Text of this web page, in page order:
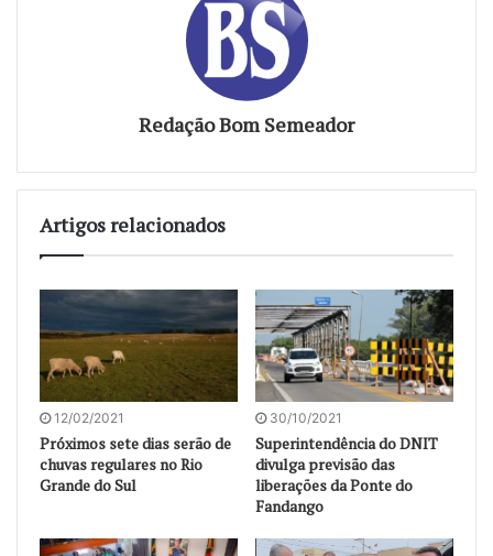
Redação Bom Semeador
Artigos relacionados
12/02/2021
Próximos sete dias serão de
chuvas regulares no Rio
Grande do Sul
30/10/2021
Superintendência do DNIT
divulga previsão das
liberações da Ponte do
Fandango